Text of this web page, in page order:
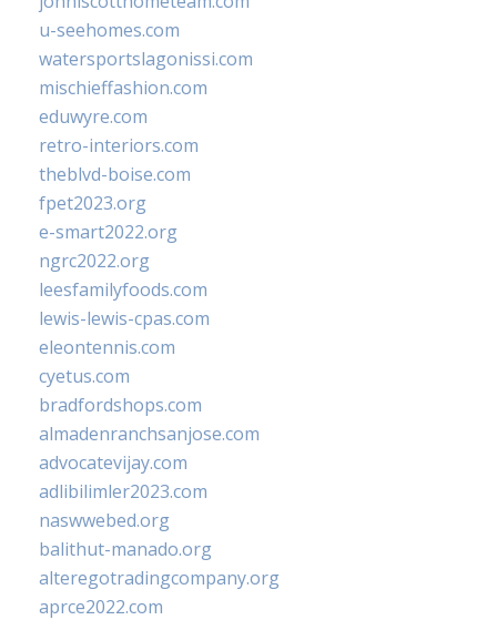
u-seehomes.com
watersportslagonissi.com
mischieffashion.com
eduwyre.com
retro-interiors.com
theblvd-boise.com
fpet2023.org
e-smart2022.org
ngrc2022.org
leesfamilyfoods.com
lewis-lewis-cpas.com
eleontennis.com
cyetus.com
bradfordshops.com
almadenranchsanjose.com
advocatevijay.com
adlibilimler2023.com
naswwebed.org
balithut-manado.org
alteregotradingcompany.org
aprce2022.com